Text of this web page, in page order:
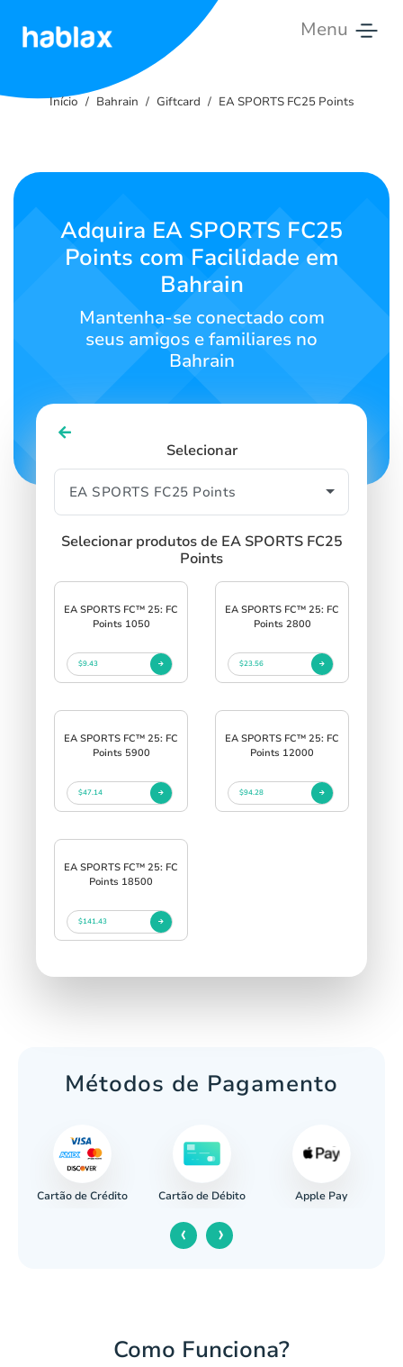
Menu
Preços
Contate-
Início Bahrain Giftcard EA SPORTS FC25 Points
Adquira EA SPORTS FC25
Points com Facilidade em
Bahrain
Mantenha-se conectado com
seus amigos e familiares no
Bahrain
Selecionar
Selecionar produtos de EA SPORTS FC25
Points
EA SPORTS FC™ 25: FC
Points 1050
$9.43
EA SPORTS FC™ 25: FC
Points 2800
$23.56
EA SPORTS FC™ 25: FC
Points 5900
$47.14
EA SPORTS FC™ 25: FC
Points 12000
$94.28
EA SPORTS FC™ 25: FC
Points 18500
$141.43
Métodos de Pagamento
Cartão de Crédito Cartão de Débito Apple Pay
‹ ›
Como Funciona?